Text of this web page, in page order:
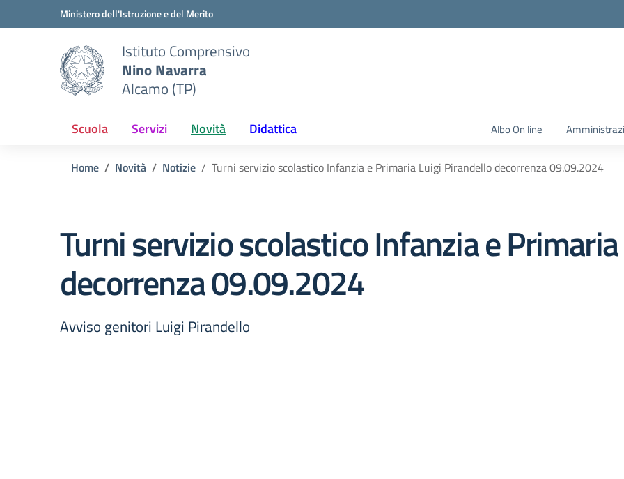
Vai ai contenuti
Vai al menu di navigazioneMinistero dell'Istruzione e del Merito
Istituto Comprensivo
Nino Navarra
Alcamo (TP)
Scuola Servizi Novità Didattica Albo On line
Home Novità Notizie Turni servizio scolastico Infanzia e Primaria Luigi Pirandello decorrenza 09.09.2024
Turni servizio scolastico Infanzia e
decorrenza 09.09.2024
Avviso genitori Luigi Pirandello